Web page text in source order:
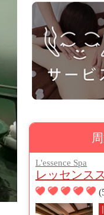
L'essence Spa
レッセンス